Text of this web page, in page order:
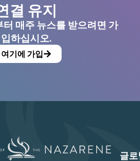
결 유지
터 매주 뉴스를 받으려면 가
입하십시오.
여기에 가입
글로